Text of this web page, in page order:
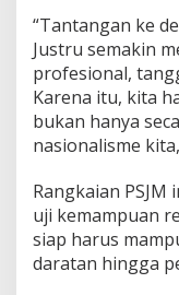
“Tantangan ke
Justru semakin
profesional,
Karena itu, kita
bukan hanya
nasionalisme
Rangkaian
uji kemampuan
siap harus
daratan hingga